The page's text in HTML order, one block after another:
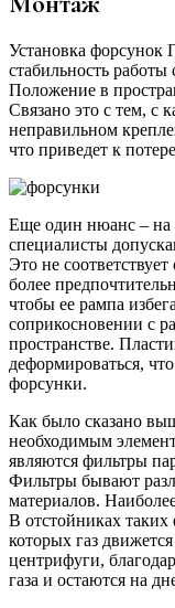
Установка форсунок
стабильность работы
Положение в
Связано это с тем, с
неправильном
что приведет к
Еще один нюанс – на
специалисты
Это не
более
чтобы ее рампа
соприкосновении с
пространстве.
деформироваться,
форсунки.
Как было сказано
необходимым
являются фильтры
Фильтры бывают
материалов.
В отстойниках таких
которых газ
центрифуги,
газа и остаются на